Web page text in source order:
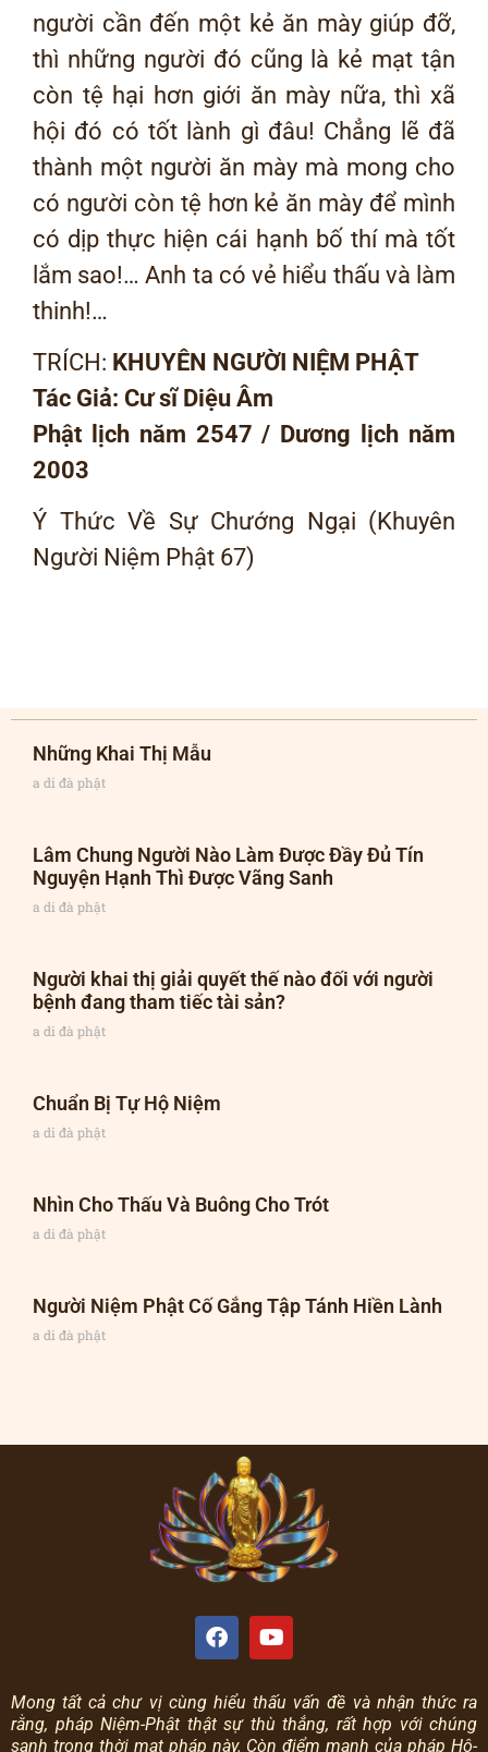
người cần đến một kẻ ăn mày giúp đỡ,
thì những người đó cũng là kẻ mạt tận
còn tệ hại hơn giới ăn mày nữa, thì xã
hội đó có tốt lành gì đâu! Chẳng lẽ đã
thành một người ăn mày mà mong cho
có người còn tệ hơn kẻ ăn mày để mình
có dịp thực hiện cái hạnh bố thí mà tốt
lắm sao!… Anh ta có vẻ hiểu thấu và làm
thinh!…
TRÍCH: KHUYÊN NGƯỜI NIỆM PHẬT
Tác Giả: Cư sĩ Diệu Âm
Phật lịch năm 2547 / Dương lịch năm
2003
Ý Thức Về Sự Chướng Ngại (Khuyên
Người Niệm Phật 67)
Những Khai Thị Mẫu
a di đà phật
Lâm Chung Người Nào Làm Được Đầy Đủ Tín
Nguyện Hạnh Thì Được Vãng Sanh
a di đà phật
Người khai thị giải quyết thế nào đối với người
bệnh đang tham tiếc tài sản?
a di đà phật
Chuẩn Bị Tự Hộ Niệm
a di đà phật
Nhìn Cho Thấu Và Buông Cho Trót
a di đà phật
Người Niệm Phật Cố Gắng Tập Tánh Hiền Lành
a di đà phật
Mong tất cả chư vị cùng hiểu thấu vấn đề và nhận thức ra
rằng, pháp Niệm-Phật thật sự thù thắng, rất hợp với chúng
sanh trong thời mạt pháp này. Còn điểm mạnh của pháp Hộ-